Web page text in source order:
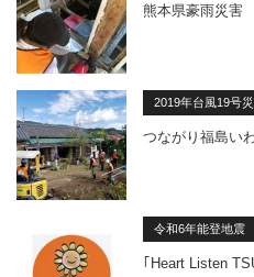
熊本県豪雨災害
2019年台風19号
つながり福島い
令和6年能登地震
｢Heart Listen